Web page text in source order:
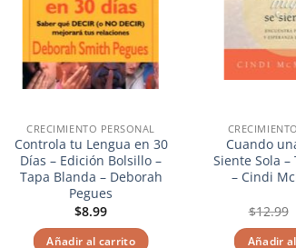
CRECIMIENTO PERSONAL
Controla tu Lengua en 30
Días – Edición Bolsillo –
Tapa Blanda – Deborah
Pegues
$8.99
Añadir al carrito
Cuando
Siente Sola
– Cindi
$12.99
Añadir